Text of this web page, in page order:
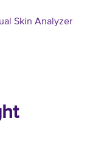
Skin Analyzer